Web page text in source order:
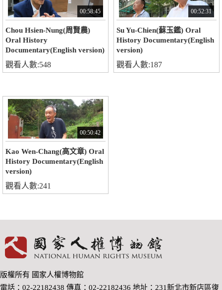
00:58:45
Chou Hsien-Nung(周賢農)
Oral History
Documentary(English version)
觀看人數:548
00:52:31
Su Yu-Chien(蘇玉鑑) Oral
History Documentary(English
version)
觀看人數:187
00:50:42
Kao Wen-Chang(高文章) Oral
History Documentary(English
version)
觀看人數:241
版權所有 國家人權博物館
電話：02-22182438 傳真：02-22182436 地址：231新北市新店區復